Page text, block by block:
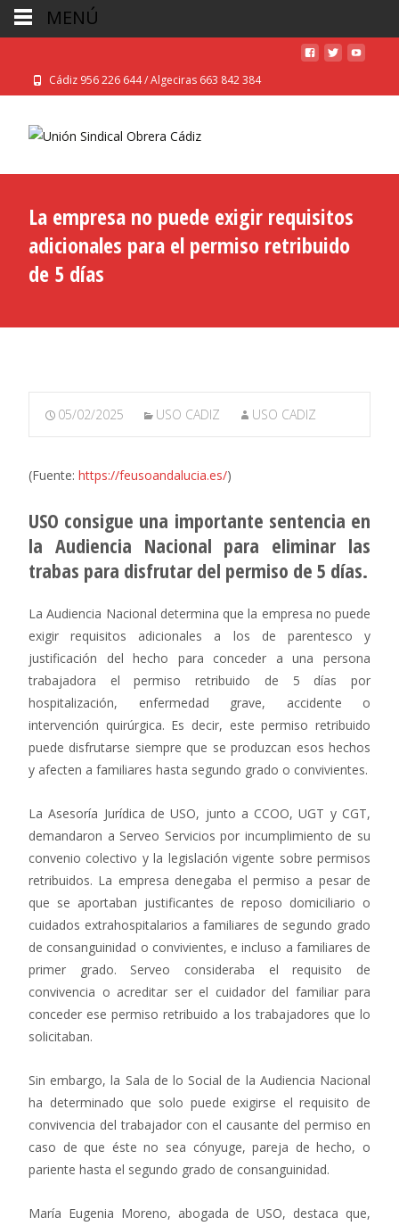
Cádiz 956 226 644 / Algeciras 663 842 384
La empresa no puede exigir requisitos
adicionales para el permiso retribuido
de 5 días
05/02/2025 USO CADIZ USO CADIZ
(Fuente: https://feusoandalucia.es/)
USO consigue una importante sentencia en
la Audiencia Nacional para eliminar las
trabas para disfrutar del permiso de 5 días.
La Audiencia Nacional determina que la empresa no puede
exigir requisitos adicionales a los de parentesco y
justificación del hecho para conceder a una persona
trabajadora el permiso retribuido de 5 días por
hospitalización, enfermedad grave, accidente o
intervención quirúrgica. Es decir, este permiso retribuido
puede disfrutarse siempre que se produzcan esos hechos
y afecten a familiares hasta segundo grado o convivientes.
La Asesoría Jurídica de USO, junto a CCOO, UGT y CGT,
demandaron a Serveo Servicios por incumplimiento de su
convenio colectivo y la legislación vigente sobre permisos
retribuidos. La empresa denegaba el permiso a pesar de
que se aportaban justificantes de reposo domiciliario o
cuidados extrahospitalarios a familiares de segundo grado
de consanguinidad o convivientes, e incluso a familiares de
primer grado. Serveo consideraba el requisito de
convivencia o acreditar ser el cuidador del familiar para
conceder ese permiso retribuido a los trabajadores que lo
solicitaban.
Sin embargo, la Sala de lo Social de la Audiencia Nacional
ha determinado que solo puede exigirse el requisito de
convivencia del trabajador con el causante del permiso en
caso de que éste no sea cónyuge, pareja de hecho, o
pariente hasta el segundo grado de consanguinidad.
María Eugenia Moreno, abogada de USO, destaca que,
MENÚ